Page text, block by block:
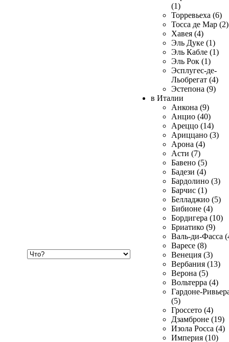
(1)
Торревьеха (6)
Тосса де Мар (2)
Хавея (4)
Эль Дуке (1)
Эль Кабле (1)
Эль Рок (1)
Эсплугес-де-
Льобрегат (4)
Эстепона (9)
в Италии
Анкона (9)
Анцио (40)
Ареццо (14)
Ариццано (3)
Арона (4)
Асти (7)
Бавено (5)
Бадези (4)
Бардолино (3)
Барчис (1)
Белладжио (5)
Бибионе (4)
Бордигера (10)
Бриатико (9)
Валь-ди-Фасса
Варесе (8)
Венеция (3)
Вербания (13)
Верона (5)
Вольтерра (4)
Гардоне-
(5)
Гроссето (4)
Дзамброне (19)
Изола Росса (4)
Империя (10)